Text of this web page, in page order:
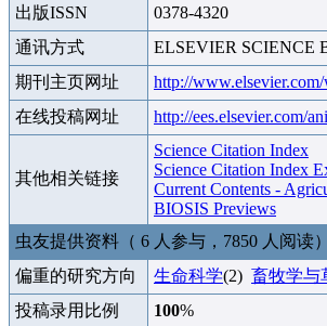
出版ISSN
0378-4320
通讯方式
ELSEVIER SCIENCE
期刊主页网址
http://
在线投稿网址
http://ees.elsevier.com/
其他相关链接
Science Citation Index
Science Citation Index
Current Contents -
BIOSIS Previews
虫友提供资料（ 6 人参与，7850 人阅读）
偏重的研究方向
生命科学(2) 畜牧学与
投稿录用比例
100%